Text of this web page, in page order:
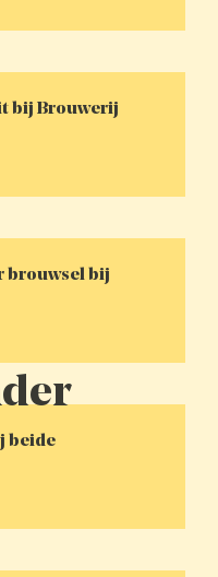
bij Brouwerij
brouwsel bij
beide